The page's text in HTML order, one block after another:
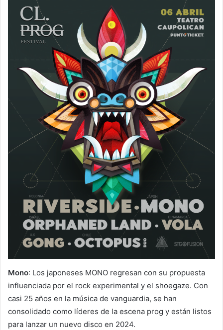
Mono: Los japoneses MONO regresan con su propuesta
influenciada por el rock experimental y el shoegaze. Con
casi 25 años en la música de vanguardia, se han
consolidado como líderes de la escena prog y están listos
para lanzar un nuevo disco en 2024.